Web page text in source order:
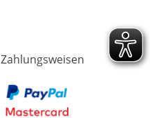
Zahlungsweisen